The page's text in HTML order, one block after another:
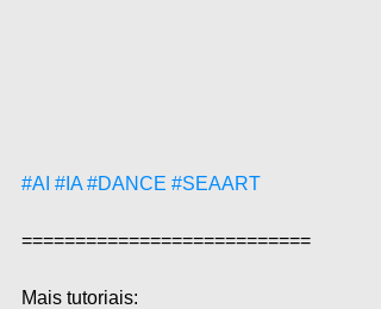
#AI #IA #DANCE #SEAART
===========================
Mais tutoriais: